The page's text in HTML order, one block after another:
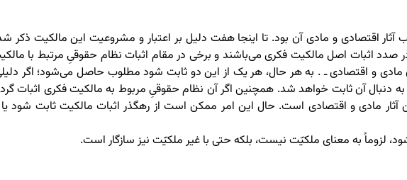
اقتصادی و مادی آن بود. تا اینجا هفت دلیل بر اعتبار و مشروعیت این مالکیت ذکر
در صدد اثبات اصل مالکیت فکری می‌باشند و برخی در مقام اثبات نظام حقوقیِ مرتبط با
و اقتصادی ـ . به هر حال، هر یک از این دو ثابت شود مطلوب حاصل می‌شود؛ اگر
دنبال آن ثابت خواهد شد. همچنین اگر آن نظام حقوقیِ مربوط به مالکیت فکری اثبات
مادی و اقتصادی است. حال این امر ممکن است از رهگذر اثبات مالکیت ثابت شود یا
لزوماً به معنای ملکیّت نیست، بلکه حتی با غیر ملکیّت نیز سازگار است.